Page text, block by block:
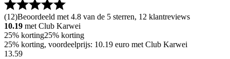
(12)Beoordeeld met 4.8 van de 5 sterren, 12 klantreviews
10.19 met Club Karwei
25% korting25% korting
25% korting, voordeelprijs: 10.19 euro met Club Karwei
13.59